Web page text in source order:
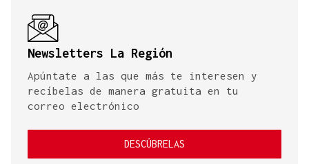
Newsletters La Región
Apúntate a las que más te interesen y
recíbelas de manera gratuita en tu
correo electrónico
DESCÚBRELAS